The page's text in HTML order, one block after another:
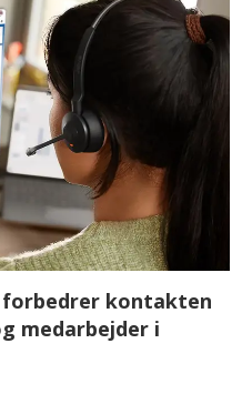
kontakten
medarbejder i